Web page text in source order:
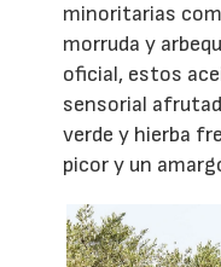
minoritarias
morruda y
oficial, estos
sensorial
verde y hierba
picor y un